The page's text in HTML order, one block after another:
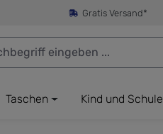
Gratis Versand*
Taschen Kind und Schule